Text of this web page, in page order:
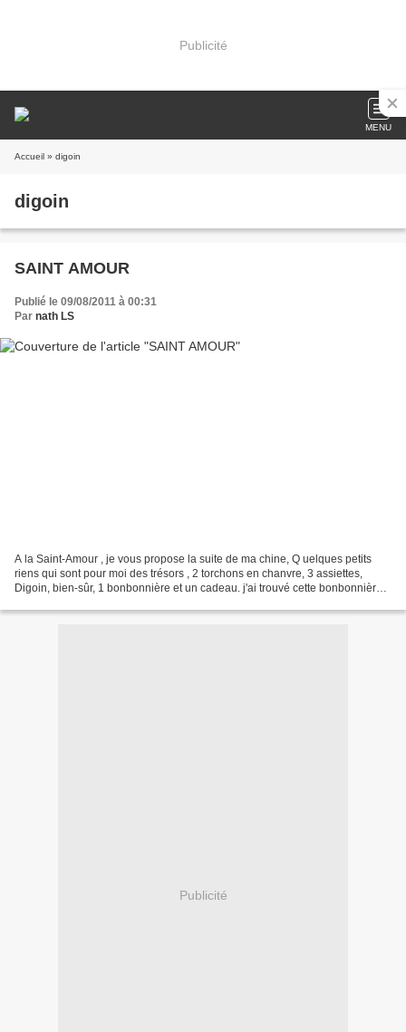
Publicité
MENU
Accueil » digoin
digoin
SAINT AMOUR
Publié le 09/08/2011 à 00:31
Par nath LS
A la Saint-Amour , je vous propose la suite de ma chine, Q uelques petits
riens qui sont pour moi des trésors , 2 torchons en chanvre, 3 assiettes,
Digoin, bien-sûr, 1 bonbonnière et un cadeau. j'ai trouvé cette bonbonnière
Publicité